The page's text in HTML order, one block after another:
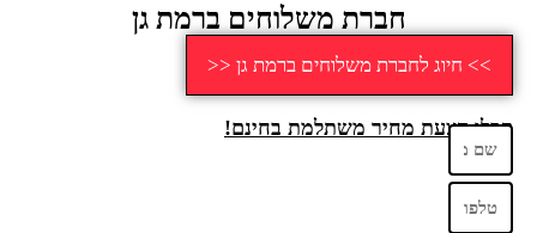
חברת משלוחים ברמת גן
>> חיוג לחברת משלוחים ברמת גן <<
הצעת מחיר משתלמת בחינם!